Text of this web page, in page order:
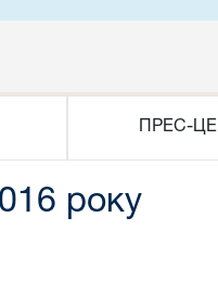
ПРЕС-
року